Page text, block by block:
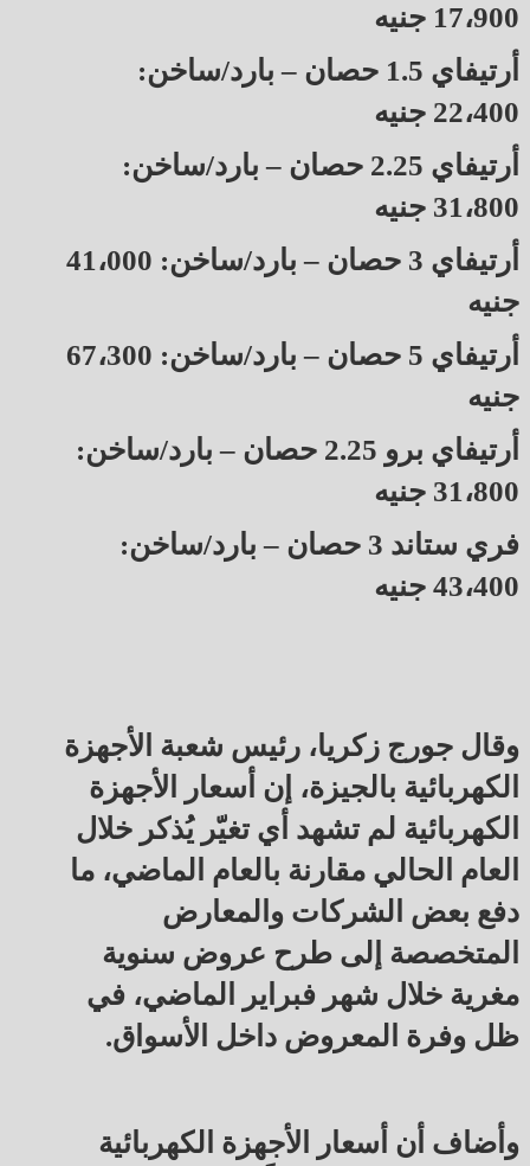
17،900 جنيه
أرتيفاي 1.5 حصان – بارد/ساخن:
22،400 جنيه
أرتيفاي 2.25 حصان – بارد/ساخن:
31،800 جنيه
أرتيفاي 3 حصان – بارد/ساخن: 41،000
جنيه
أرتيفاي 5 حصان – بارد/ساخن: 67،300
جنيه
أرتيفاي برو 2.25 حصان – بارد/ساخن:
31،800 جنيه
فري ستاند 3 حصان – بارد/ساخن:
43،400 جنيه
وقال جورج زكريا، رئيس شعبة الأجهزة
الكهربائية بالجيزة، إن أسعار الأجهزة
الكهربائية لم تشهد أي تغيّر يُذكر خلال
العام الحالي مقارنة بالعام الماضي، ما
دفع بعض الشركات والمعارض
المتخصصة إلى طرح عروض سنوية
مغرية خلال شهر فبراير الماضي، في
ظل وفرة المعروض داخل الأسواق.
وأضاف أن أسعار الأجهزة الكهربائية